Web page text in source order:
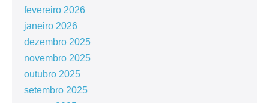
fevereiro 2026
janeiro 2026
dezembro 2025
novembro 2025
outubro 2025
setembro 2025